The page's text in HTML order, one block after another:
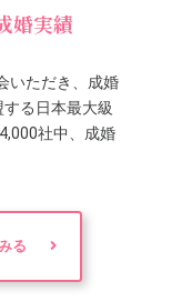
婚実績
いただき、成婚
る日本最大級
社中、成婚
る